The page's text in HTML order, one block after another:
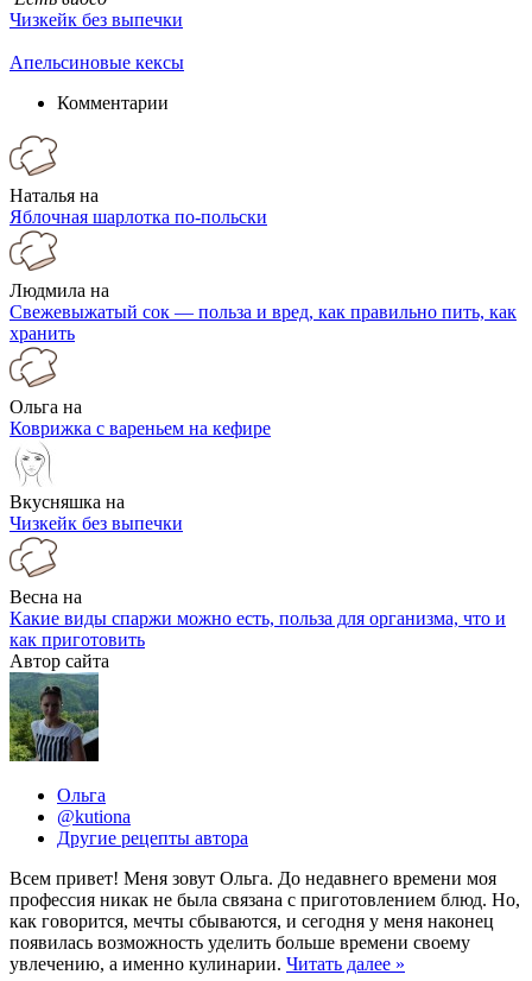
Чизкейк без выпечки
Апельсиновые кексы
Комментарии
Наталья на
Яблочная шарлотка по-польски
Людмила на
Свежевыжатый сок — польза и вред, как правильно пить, как
хранить
Ольга на
Коврижка с вареньем на кефире
Вкусняшка на
Чизкейк без выпечки
Весна на
Какие виды спаржи можно есть, польза для организма, что и
как приготовить
Автор сайта
Ольга
@kutiona
Другие рецепты автора
Всем привет! Меня зовут Ольга. До недавнего времени моя
профессия никак не была связана с приготовлением блюд. Но,
как говорится, мечты сбываются, и сегодня у меня наконец
появилась возможность уделить больше времени своему
увлечению, а именно кулинарии. Читать далее »